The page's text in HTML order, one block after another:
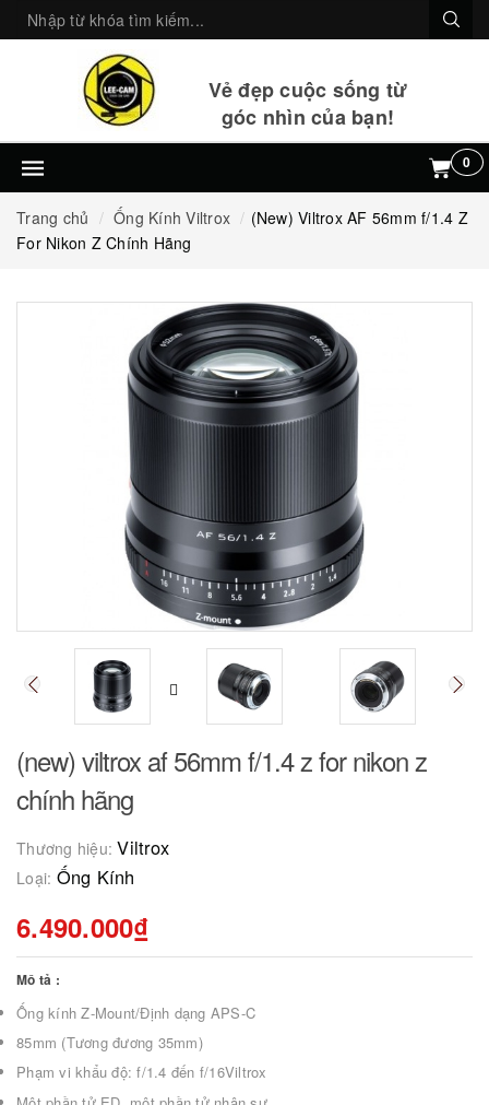
Vẻ đẹp cuộc sống từ
góc nhìn của bạn!
0
Trang chủ Ống Kính Viltrox
(New) Viltrox AF 56mm f/1.4 Z
For Nikon Z Chính Hãng
(new) viltrox af 56mm f/1.4 z for nikon z
chính hãng
Thương hiệu:Viltrox
Loại: Ống Kính
6.490.000₫
Mô tả :
Ống kính Z-Mount/Định dạng APS-C
85mm (Tương đương 35mm)
Phạm vi khẩu độ: f/1.4 đến f/16Viltrox